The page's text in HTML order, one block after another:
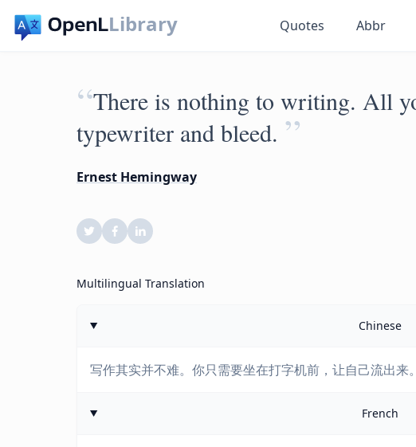
Library Quotes Abbr
“There is nothing to writing. All
typewriter and bleed. ”
Ernest Hemingway
Multilingual Translation
Chinese
写作其实并不难。你只需要坐在打字机前，让自己流出来。
French